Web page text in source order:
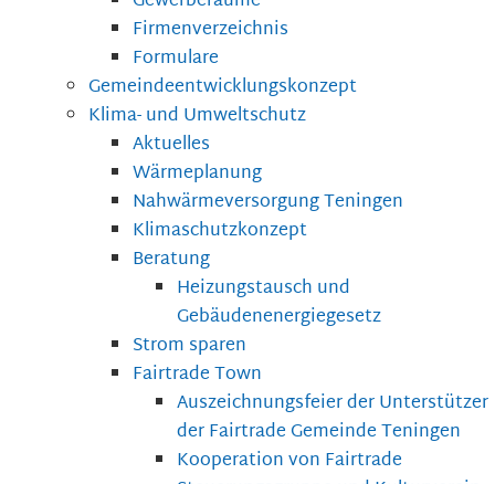
Firmenverzeichnis
Formulare
Gemeindeentwicklungskonzept
Klima- und Umweltschutz
Aktuelles
Wärmeplanung
Nahwärmeversorgung Teningen
Klimaschutzkonzept
Beratung
Heizungstausch und
Gebäudenenergiegesetz
Strom sparen
Fairtrade Town
Auszeichnungsfeier der Unterstützer
der Fairtrade Gemeinde Teningen
Kooperation von Fairtrade